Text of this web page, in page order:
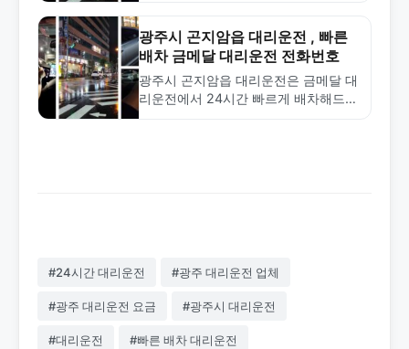
광주시 곤지암읍 대리운전 , 빠른
배차 금메달 대리운전 전화번호
광주시 곤지암읍 대리운전은 금메달 대
리운전에서 24시간 빠르게 배차해드립
#24시간 대리운전 #광주 대리운전 업체
#광주 대리운전 요금 #광주시 대리운전
#대리운전 #빠른 배차 대리운전